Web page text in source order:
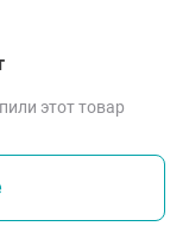
этот товар